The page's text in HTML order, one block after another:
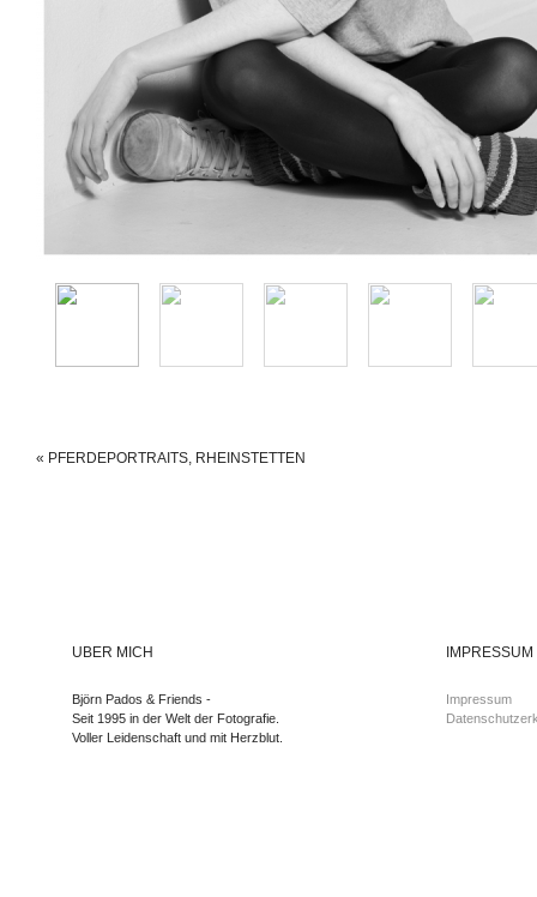
« PFERDEPORTRAITS, RHEINSTETTEN
ÜBER MICH
Björn Pados & Friends -
Seit 1995 in der Welt der Fotografie.
Voller Leidenschaft und mit Herzblut.
Impressum